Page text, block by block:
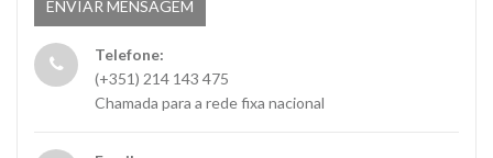
Telefone:
(+351) 214 143 475
Chamada para a rede fixa nacional